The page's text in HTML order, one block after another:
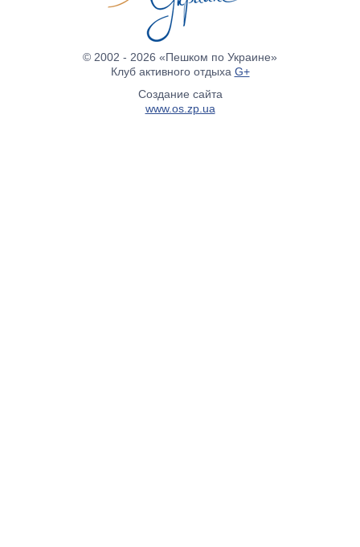
© 2002 - 2026 «Пешком по Украине»
Клуб активного отдыха G+
Создание сайта
www.os.zp.ua